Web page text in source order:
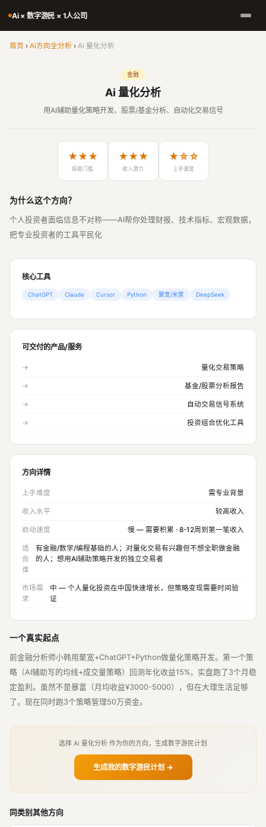
Ai × 数字游民 × 1人公司
首页 › Ai方向全分析 › Ai 量化分析
金融
Ai 量化分析
用AI辅助量化策略开发、股票/基金分析、自动化交易信号
★★★
技能门槛
★★★
收入潜力
★☆☆
上手速度
为什么这个方向？
个人投资者面临信息不对称——AI帮你处理财报、技术指标、宏观数据，
把专业投资者的工具平民化
核心工具
ChatGPT Claude Cursor Python 聚宽/米筐 DeepSeek
可交付的产品/服务
→ 量化交易策略
→ 基金/股票分析报告
→ 自动交易信号系统
→ 投资组合优化工具
方向详情
上手难度 需专业背景
收入水平 较高收入
启动速度 慢 — 需要积累 · 8-12周到第一笔收入
适
合
谁
有金融/数学/编程基础的人；对量化交易有兴趣但不想全职做金融
的人；想用AI辅助策略开发的独立交易者
市场需
求
中 — 个人量化投资在中国快速增长，但策略变现需要时间验
证
一个真实起点
前金融分析师小韩用聚宽+ChatGPT+Python做量化策略开发。第一个策
略（AI辅助写的均线+成交量策略）回测年化收益15%，实盘跑了3个月稳
定盈利。虽然不是暴富（月均收益¥3000-5000），但在大理生活足够
了。现在同时跑3个策略管理50万资金。
选择 Ai 量化分析 作为你的方向，生成数字游民计划
生成我的数字游民计划 →
同类别其他方向